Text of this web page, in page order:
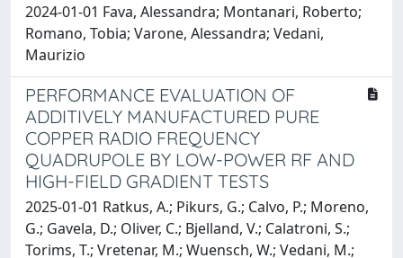
2024-01-01 Fava, Alessandra; Montanari, Roberto;
Romano, Tobia; Varone, Alessandra; Vedani,
Maurizio
PERFORMANCE EVALUATION OF
ADDITIVELY MANUFACTURED PURE
COPPER RADIO FREQUENCY
QUADRUPOLE BY LOW-POWER RF AND
HIGH-FIELD GRADIENT TESTS
2025-01-01 Ratkus, A.; Pikurs, G.; Calvo, P.; Moreno,
G.; Gavela, D.; Oliver, C.; Bjelland, V.; Calatroni, S.;
Torims, T.; Vretenar, M.; Wuensch, W.; Vedani, M.;